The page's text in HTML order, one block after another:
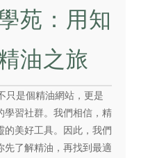
苑：用知
油之旅
只是個精油網站，更是
學習社群。我們相信，精
美好工具。因此，我們
先了解精油，再找到最適